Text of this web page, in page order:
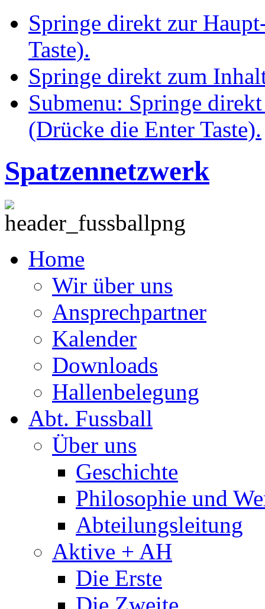
Springe direkt zur
Taste).
Springe direkt zum
Submenu: Springe
(Drücke die Enter Taste).
Spatzennetzwerk
Home
Wir über uns
Ansprechpartner
Kalender
Downloads
Hallenbelegung
Abt. Fussball
Über uns
Geschichte
Philosophie und
Abteilungsleitung
Aktive + AH
Die Erste